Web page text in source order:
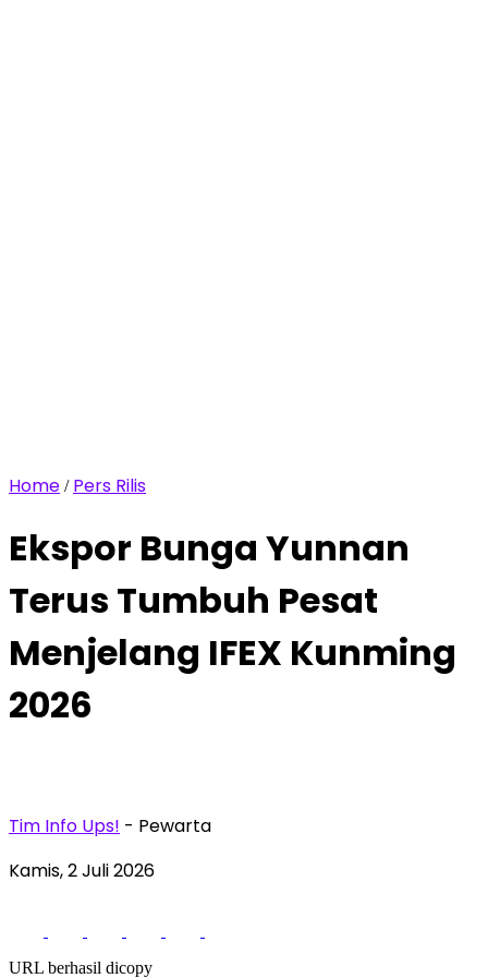
Home / Pers Rilis
Ekspor Bunga Yunnan
Terus Tumbuh Pesat
Menjelang IFEX Kunming
2026
Tim Info Ups! - Pewarta
Kamis, 2 Juli 2026
URL berhasil dicopy